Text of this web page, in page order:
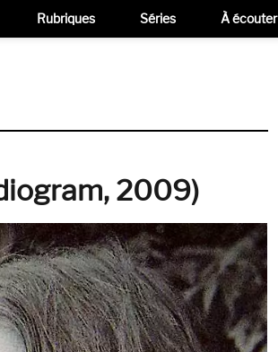
2009)
Rubriques Séries À écouter